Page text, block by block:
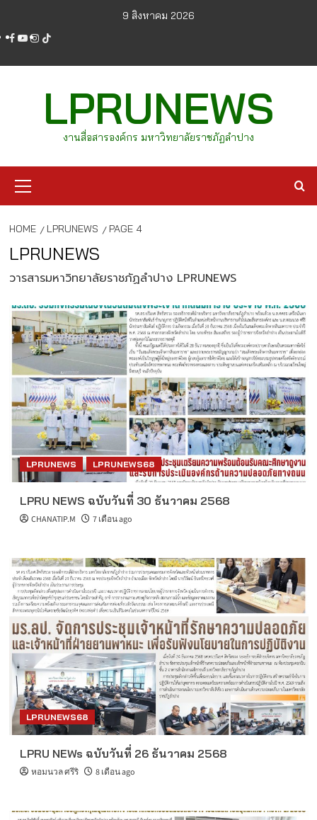
content
9 สิงหาคม 2026
facebook
youtube
instagram
tiktok
LPRUNEWS
งานสื่อสารองค์กร มหาวิทยาลัยราชภัฏลำปาง
Menu
HOME LPRUNEWS PAGE 4
LPRUNEWS
วารสารมหาวิทยาลัยราชภัฏลำปาง LPRUNEWS
LPRUNEWS LPRUNEWS68
LPRU NEWS ฉบับวันที่ 30 ธันวาคม 2568
CHANATIP.M 7 เดือน ago
LPRUNEWS68
LPRU NEWs ฉบับวันที่ 26 ธันวาคม 2568
หอมนวล ศรีริ 8 เดือน ago